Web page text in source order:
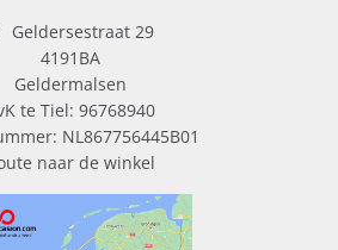
Geldersestraat 29
4191BA
Geldermalsen
te Tiel: 96768940
NL867756445B01
naar de winkel